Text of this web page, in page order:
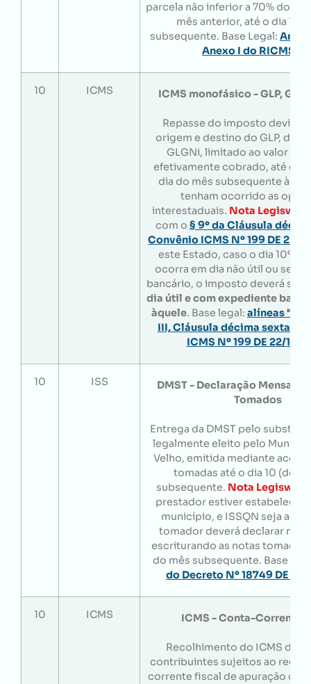
parcela não inferior a 70% do
mês anterior, até o dia 10
subsequente. Base Legal: Art.
Anexo I do RICMS/
10 ICMS ICMS monofásico - GLP,
Repasse do imposto devido
origem e destino do GLP, do
GLGNi, limitado ao valor do
efetivamente cobrado, até o
dia do mês subsequente
tenham ocorrido as
interestaduais. Nota Legisweb:
com o § 9º da Cláusula
Convênio ICMS Nº 199 DE 22/
este Estado, caso o dia 10º
ocorra em dia não útil ou sem
bancário, o imposto deverá ser
dia útil e com expediente
àquele. Base legal: alíneas "a"
III, Cláusula décima sexta do
ICMS Nº 199 DE 22/12/
10 ISS
DMST - Declaração Mensal
Tomados
Entrega da DMST pelo
legalmente eleito pelo
Velho, emitida mediante aceite
tomadas até o dia 10 (dez)
subsequente. Nota Legisweb:
prestador estiver
município, e ISSQN seja aqui
tomador deverá declarar
escriturando as notas tomadas
do mês subsequente. Base
do Decreto Nº 18749 DE
10 ICMS ICMS - Conta-Corrente
Recolhimento do ICMS
contribuintes sujeitos ao
corrente fiscal de apuração do